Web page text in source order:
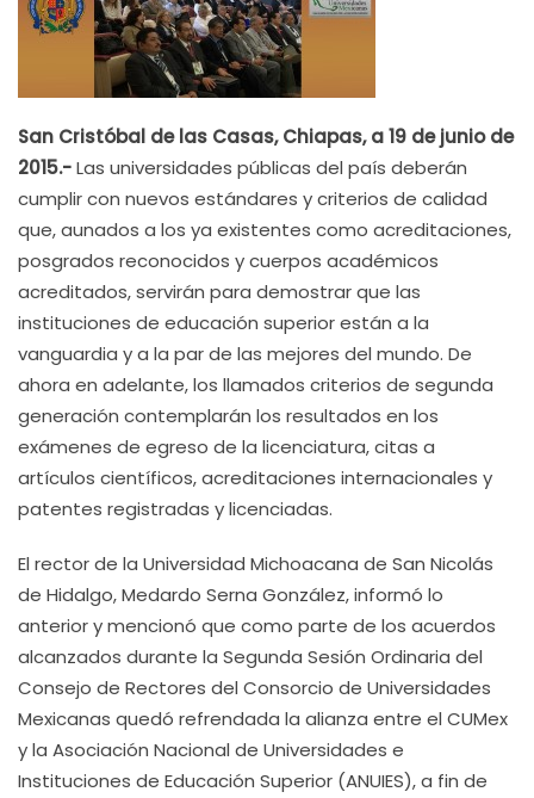
San Cristóbal de las Casas, Chiapas, a 19 de junio de
2015.-Las universidades públicas del país deberán
cumplir con nuevos estándares y criterios de calidad
que, aunados a los ya existentes como acreditaciones,
posgrados reconocidos y cuerpos académicos
acreditados, servirán para demostrar que las
instituciones de educación superior están a la
vanguardia y a la par de las mejores del mundo. De
ahora en adelante, los llamados criterios de segunda
generación contemplarán los resultados en los
exámenes de egreso de la licenciatura, citas a
artículos científicos, acreditaciones internacionales y
patentes registradas y licenciadas.
El rector de la Universidad Michoacana de San Nicolás
de Hidalgo, Medardo Serna González, informó lo
anterior y mencionó que como parte de los acuerdos
alcanzados durante la Segunda Sesión Ordinaria del
Consejo de Rectores del Consorcio de Universidades
Mexicanas quedó refrendada la alianza entre el CUMex
y la Asociación Nacional de Universidades e
Instituciones de Educación Superior (ANUIES), a fin de